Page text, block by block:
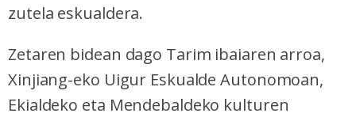
zutela eskualdera.
Zetaren bidean dago Tarim ibaiaren arroa,
Xinjiang-eko Uigur Eskualde Autonomoan,
Ekialdeko eta Mendebaldeko kulturen